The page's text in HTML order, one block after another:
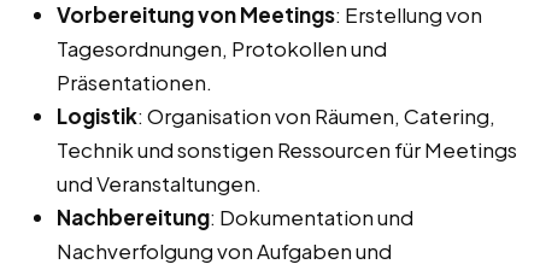
Vorbereitung von Meetings: Erstellung von
Tagesordnungen, Protokollen und
Präsentationen.
Logistik: Organisation von Räumen, Catering,
Technik und sonstigen Ressourcen für Meetings
und Veranstaltungen.
Nachbereitung: Dokumentation und
Nachverfolgung von Aufgaben und